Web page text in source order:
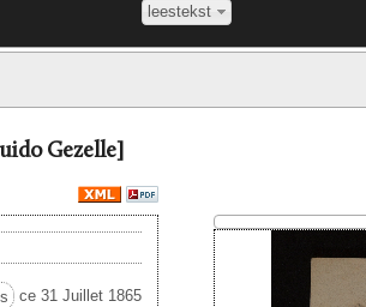
leestekst
Gezelle]
ce 31 Juillet 1865